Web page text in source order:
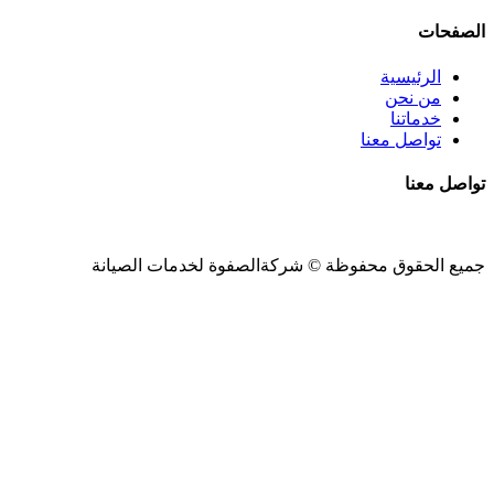
الصفحات
الرئيسية
من نحن
خدماتنا
تواصل معنا
تواصل معنا
جميع الحقوق محفوظة © شركةالصفوة لخدمات الصيانة